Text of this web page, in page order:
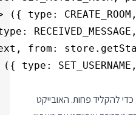
השתמשתי בפונקציות חץ של ES6 כדי להקליד פחות. האובייקט